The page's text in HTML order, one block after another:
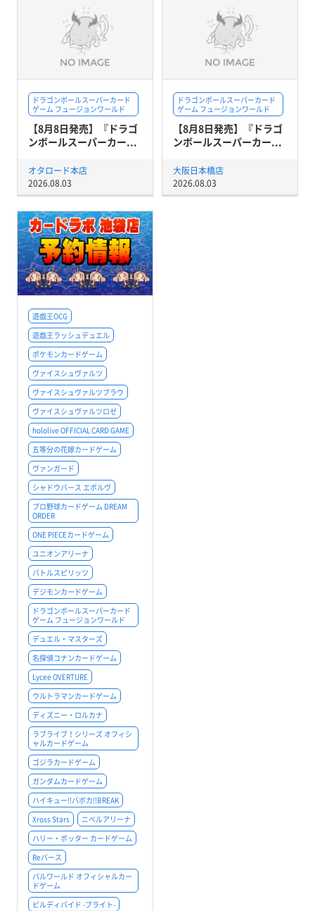
ドラゴンボールスーパーカード
ゲーム フュージョンワールド
【8月8日発売】『ドラゴ
ンボールスーパーカー...
オタロード本店
2026.08.03
ドラゴンボールスーパーカード
ゲーム フュージョンワールド
【8月8日発売】『ドラゴ
ンボールスーパーカー...
大阪日本橋店
2026.08.03
遊戯王OCG
遊戯王ラッシュデュエル
ポケモンカードゲーム
ヴァイスシュヴァルツ
ヴァイスシュヴァルツブラウ
ヴァイスシュヴァルツロゼ
hololive OFFICIAL CARD GAME
五等分の花嫁カードゲーム
ヴァンガード
シャドウバース エボルヴ
プロ野球カードゲーム DREAM
ORDER
ONE PIECEカードゲーム
ユニオンアリーナ
バトルスピリッツ
デジモンカードゲーム
ドラゴンボールスーパーカード
ゲーム フュージョンワールド
デュエル・マスターズ
名探偵コナンカードゲーム
Lycee OVERTURE
ウルトラマンカードゲーム
ディズニー・ロルカナ
ラブライブ！シリーズ オフィシ
ャルカードゲーム
ゴジラカードゲーム
ガンダムカードゲーム
ハイキュー!!バボカ!!BREAK
Xross Stars
ニベルアリーナ
ハリー・ポッター カードゲーム
Reバース
パルワールド オフィシャルカー
ドゲーム
ビルディバイド -ブライト-